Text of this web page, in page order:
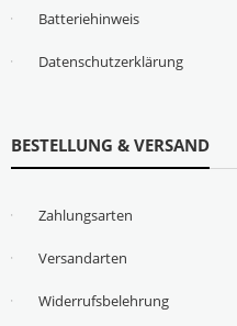
Batteriehinweis
Datenschutzerklärung
BESTELLUNG & VERSAND
Zahlungsarten
Versandarten
Widerrufsbelehrung